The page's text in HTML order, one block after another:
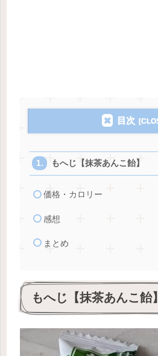
目次
もへじ【抹茶あんこ飴】
価格・カロリー
感想
まとめ
もへじ【抹茶あんこ飴】